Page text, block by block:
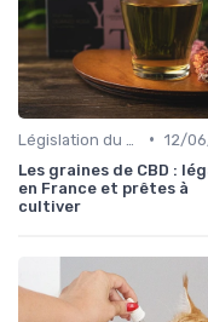
• 12/
Les graines de CBD :
en France et prêtes à
cultiver